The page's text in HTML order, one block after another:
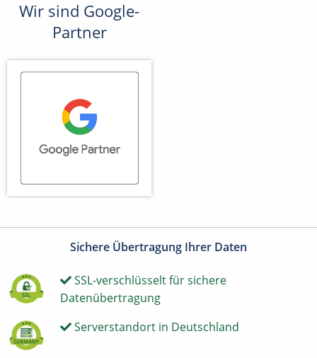
Wir sind Google-
Partner
Sichere Übertragung Ihrer Daten
SSL-verschlüsselt für sichere
Datenübertragung
Serverstandort in Deutschland